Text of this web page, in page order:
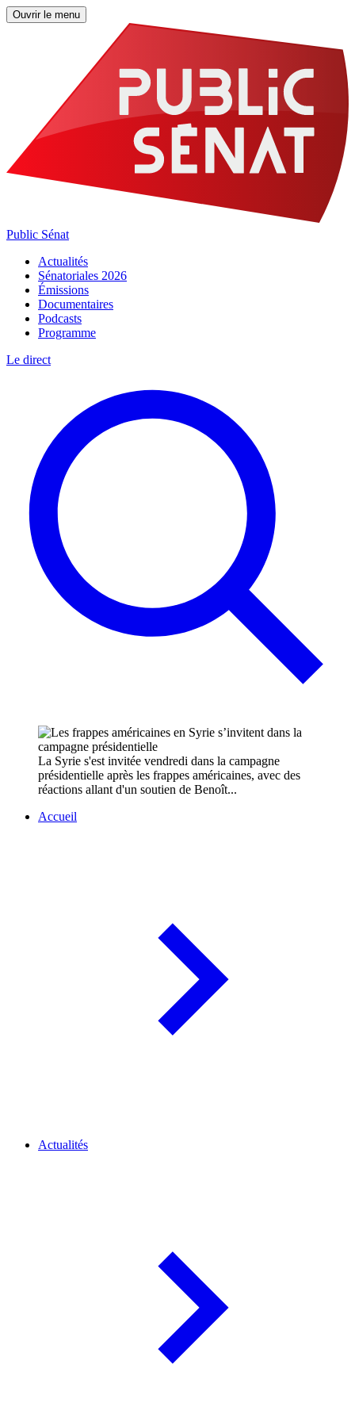
Ouvrir le menu
Public Sénat
Actualités
Sénatoriales 2026
Émissions
Documentaires
Podcasts
Programme
Le direct
La Syrie s'est invitée vendredi dans la campagne
présidentielle après les frappes américaines, avec des
réactions allant d'un soutien de Benoît...
Accueil
Actualités